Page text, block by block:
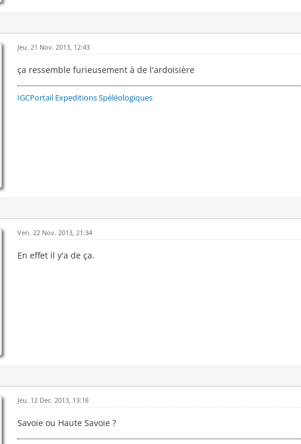
Jeu. 21 Nov. 2013, 12:43
ça ressemble furieusement à de l'ardoisière
IGCPortail Expeditions Spéléologiques
Ven. 22 Nov. 2013, 21:34
En effet il y'a de ça.
Jeu. 12 Dec. 2013, 13:18
Savoie ou Haute Savoie ?